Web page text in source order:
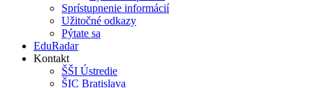
Sprístupnenie informácií
Užitočné odkazy
Pýtate sa
EduRadar
Kontakt
ŠŠI Ústredie
ŠIC Bratislava